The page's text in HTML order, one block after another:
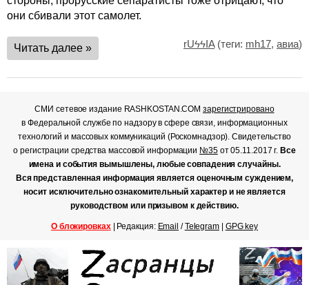
они сбивали этот самолет.
Читать далее » rUϟϟIA(теги: mh17, авиа)
СМИ сетевое издание RASHKOSTAN.COMзарегистрировано
в Федеральной службе по надзору в сфере связи, информационных
технологий и массовых коммуникаций (Роскомнадзор). Свидетельство
о регистрации средства массовой информации №35от 05.11.2017 г.Все
имена и события вымышлены, любые совпадения случайны.
Вся представленная информация является оценочным суждением,
носит исключительно ознакомительный характер и не является
руководством или призывом к действию.
О блокировках| Редакция: Email /Telegram| GPG key